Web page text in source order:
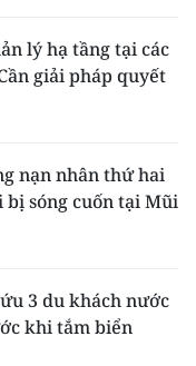
lý hạ tầng tại các
giải pháp quyết
nạn nhân thứ hai
sóng cuốn tại Mũi
3 du khách nước
khi tắm biển